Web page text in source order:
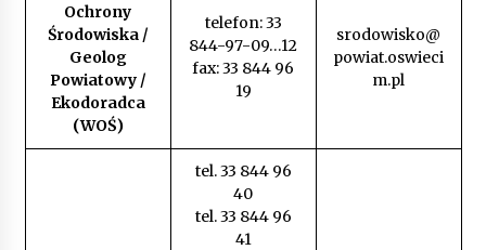
Ochrony
Środowiska /
Geolog
Powiatowy /
Ekodoradca
(WOŚ)
telefon: 33
844-97-09…12
fax: 33 844 96
19
srodowisko@
powiat.oswieci
m.pl
tel. 33 844 96
40
tel. 33 844 96
41